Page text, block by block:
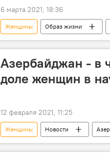
6 марта 2021, 18:36
Женщины Образ жизни
Азербайджан - в
доле женщин в
12 февраля 2021, 11:25
Женщины Новости